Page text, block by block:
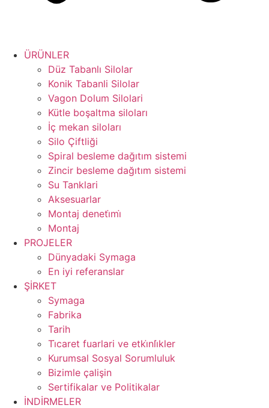
ÜRÜNLER
Düz Tabanlı Silolar
Konik Tabanli Silolar
Vagon Dolum Silolari
Kütle boşaltma siloları
İç mekan siloları
Silo Çiftliği
Spiral besleme dağıtım sistemi
Zincir besleme dağıtım sistemi
Su Tanklari
Aksesuarlar
Montaj deneti̇mi̇
Montaj
PROJELER
Dünyadaki Symaga
En iyi referanslar
ŞİRKET
Symaga
Fabrika
Tarih
Ti̇caret fuarlari ve etki̇nli̇kler
Kurumsal Sosyal Sorumluluk
Bizimle çalişin
Sertifikalar ve Politikalar
İNDİRMELER